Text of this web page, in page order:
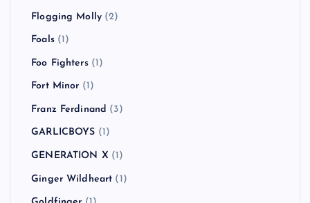
Flogging Molly (2)
Foals(1)
Foo Fighters(1)
Fort Minor (1)
Franz Ferdinand (3)
GARLICBOYS (1)
GENERATION X (1)
Ginger Wildheart (1)